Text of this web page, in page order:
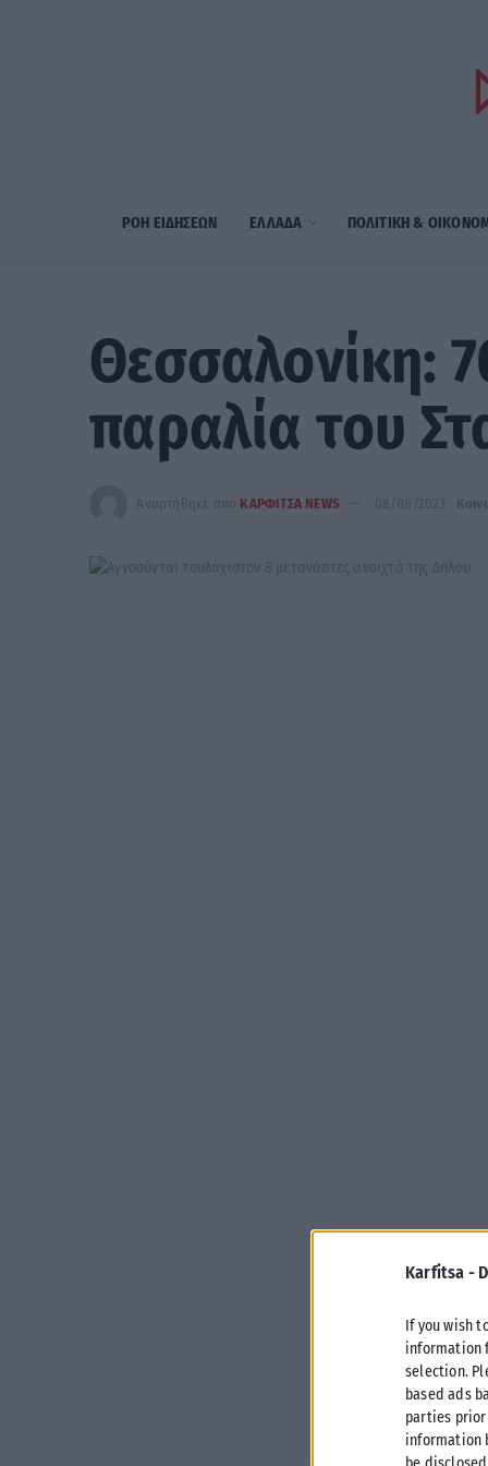
Karfitsa -
If you wish
information
selection.
based ads
parties
information
ΡΟΗ ΕΙΔΗΣΕΩΝ ΕΛΛΑΔΑ ΠΟΛΙΤΙΚΗ &
Θεσσαλονίκη:
παραλία του
Αναρτήθηκε από ΚΑΡΦΙΤΣΑ NEWS 08/08/2023